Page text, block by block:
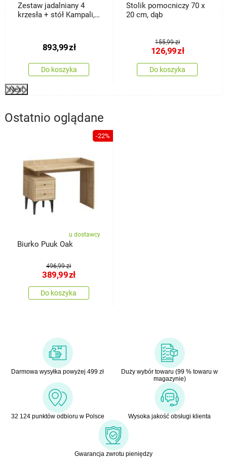
Zestaw jadalniany 4
krzesła + stół Kampali,
893,99zł
Do koszyka
Stolik pomocniczy 70 x
20 cm, dąb
155,99 zł
126,99zł
Do koszyka
Next
Ostatnio oglądane
-22%
u dostawcy
Biurko Puuk Oak
496,99 zł
389,99zł
Do koszyka
Darmowa wysyłka powyżej 499 zł
Duży wybór towaru (99 % towaru w
magazynie)
32 124 punktów odbioru w Polsce Wysoka jakość obsługi klienta
Gwarancja zwrotu pieniędzy